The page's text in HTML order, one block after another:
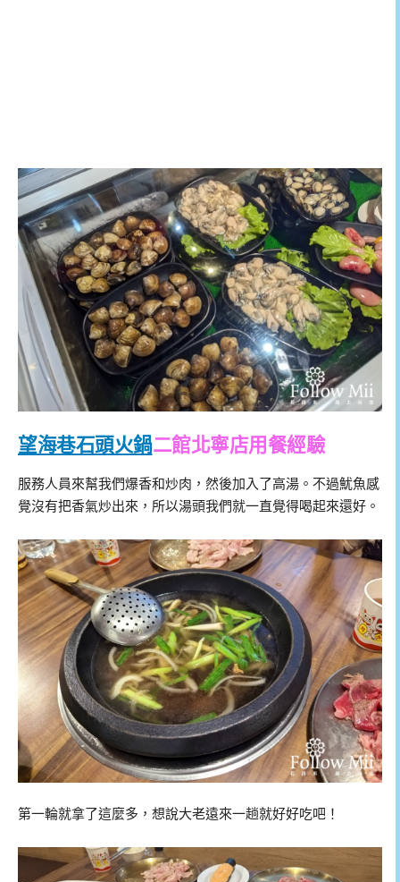
望海巷石頭火鍋二館北寧店用餐經驗
服務人員來幫我們爆香和炒肉，然後加入了高湯。不過魷魚感
覺沒有把香氣炒出來，所以湯頭我們就一直覺得喝起來還好。
第一輪就拿了這麼多，想說大老遠來一趟就好好吃吧！